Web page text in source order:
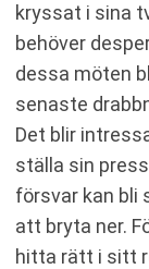
kryssat i sina
behöver
dessa möten
senaste
Det blir
ställa sin
försvar kan bli
att bryta ner.
hitta rätt i sitt